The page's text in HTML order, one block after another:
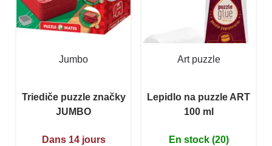
Jumbo
Triediče puzzle značky
JUMBO
Dans 14 jours
Art puzzle
Lepidlo na puzzle ART
100 ml
En stock (20)